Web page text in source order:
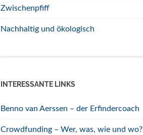
Zwischenpfiff
Nachhaltig und ökologisch
INTERESSANTE LINKS
Benno van Aerssen – der Erfindercoach
Crowdfunding – Wer, was, wie und wo?